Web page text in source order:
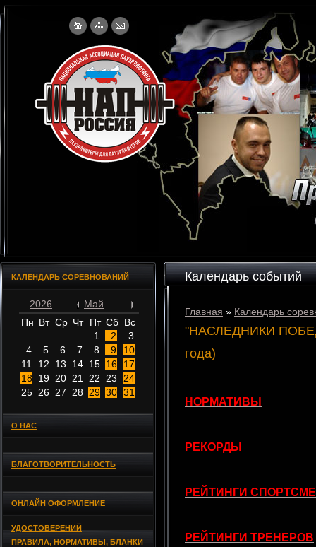
КАЛЕНДАРЬ СОРЕВНОВАНИЙ
2026
Май
Пн Вт Ср Чт Пт Сб Вс
1
2
3
4
5 6 7 8 9
10
11
12 13 14 15 16
17
18 19 20 21 22 23
24
25 26 27 28 29 30 31
О НАС
БЛАГОТВОРИТЕЛЬНОСТЬ
ОНЛАЙН ОФОРМЛЕНИЕ
УДОСТОВЕРЕНИЙ
ПРАВИЛА, НОРМАТИВЫ, БЛАНКИ
Календарь событий
Главная » Календарь
"НАСЛЕДНИКИ
года)
НОРМАТИВЫ
РЕКОРДЫ
РЕЙТИНГИ
РЕЙТИНГИ ТРЕНЕРОВ